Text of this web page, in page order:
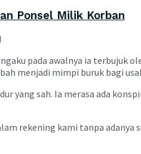
Ponsel Milik Korban
pada awalnya ia terbujuk
menjadi mimpi buruk bagi
yang sah. Ia merasa ada
rekening kami tanpa adanya